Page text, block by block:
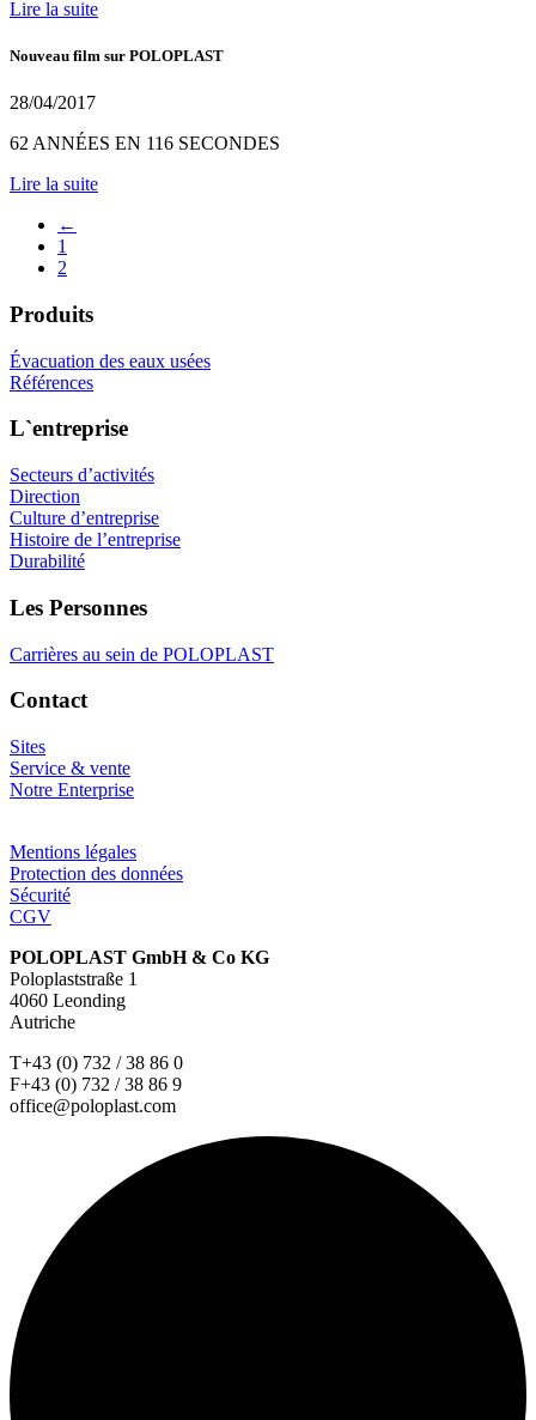
Lire la suite
Nouveau film sur POLOPLAST
28/04/2017
62 ANNÉES EN 116 SECONDES
Lire la suite
←
1
2
Produits
Évacuation des eaux usées
Références
L`entreprise
Secteurs d’activités
Direction
Culture d’entreprise
Histoire de l’entreprise
Durabilité
Les Personnes
Carrières au sein de POLOPLAST
Contact
Sites
Service & vente
Notre Enterprise
Mentions légales
Protection des données
Sécurité
CGV
POLOPLAST GmbH & Co KG
Poloplaststraße 1
4060 Leonding
Autriche
T+43 (0) 732 / 38 86 0
F+43 (0) 732 / 38 86 9
office@poloplast.com